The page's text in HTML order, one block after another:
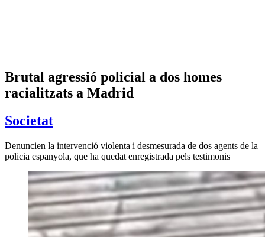
Brutal agressió policial a dos homes
racialitzats a Madrid
Societat
Denuncien la intervenció violenta i desmesurada de dos agents de la
policia espanyola, que ha quedat enregistrada pels testimonis